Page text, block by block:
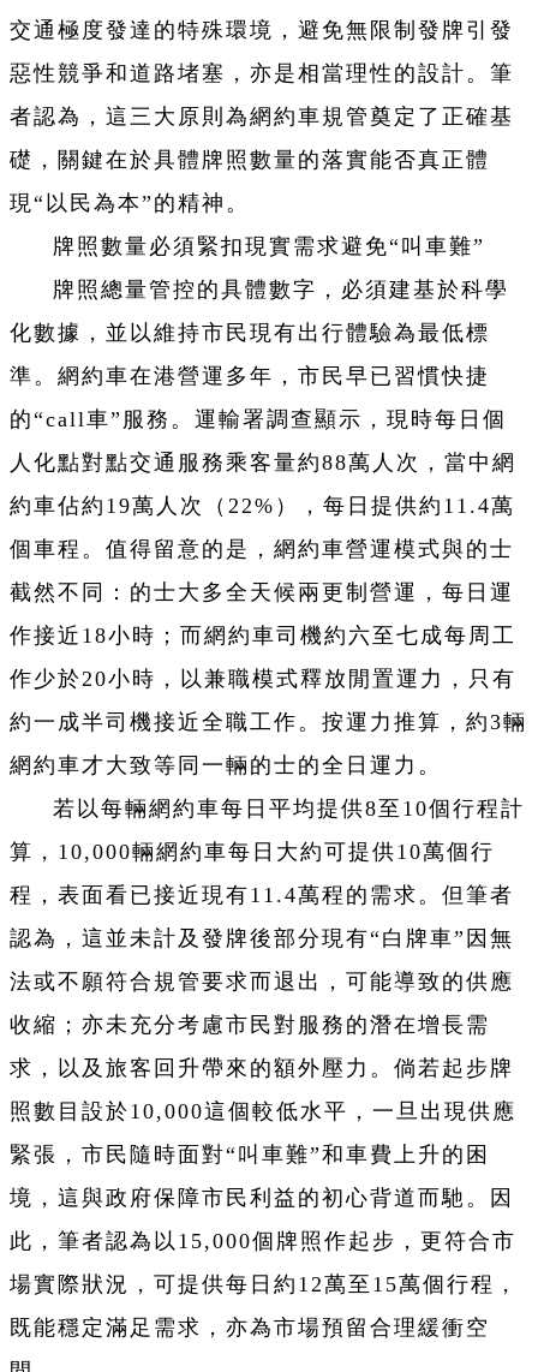
交通極度發達的特殊環境，避免無限制發牌引發
惡性競爭和道路堵塞，亦是相當理性的設計。筆
者認為，這三大原則為網約車規管奠定了正確基
礎，關鍵在於具體牌照數量的落實能否真正體
現“以民為本”的精神。
牌照數量必須緊扣現實需求避免“叫車難”
牌照總量管控的具體數字，必須建基於科學
化數據，並以維持市民現有出行體驗為最低標
準。網約車在港營運多年，市民早已習慣快捷
的“call車”服務。運輸署調查顯示，現時每日個
人化點對點交通服務乘客量約88萬人次，當中網
約車佔約19萬人次（22%），每日提供約11.4萬
個車程。值得留意的是，網約車營運模式與的士
截然不同：的士大多全天候兩更制營運，每日運
作接近18小時；而網約車司機約六至七成每周工
作少於20小時，以兼職模式釋放閒置運力，只有
約一成半司機接近全職工作。按運力推算，約3輛
網約車才大致等同一輛的士的全日運力。
若以每輛網約車每日平均提供8至10個行程計
算，10,000輛網約車每日大約可提供10萬個行
程，表面看已接近現有11.4萬程的需求。但筆者
認為，這並未計及發牌後部分現有“白牌車”因無
法或不願符合規管要求而退出，可能導致的供應
收縮；亦未充分考慮市民對服務的潛在增長需
求，以及旅客回升帶來的額外壓力。倘若起步牌
照數目設於10,000這個較低水平，一旦出現供應
緊張，市民隨時面對“叫車難”和車費上升的困
境，這與政府保障市民利益的初心背道而馳。因
此，筆者認為以15,000個牌照作起步，更符合市
場實際狀況，可提供每日約12萬至15萬個行程，
既能穩定滿足需求，亦為市場預留合理緩衝空